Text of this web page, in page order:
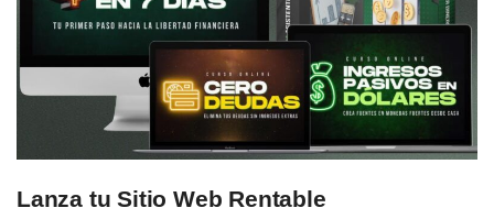
Lanza tu Sitio Web Rentable